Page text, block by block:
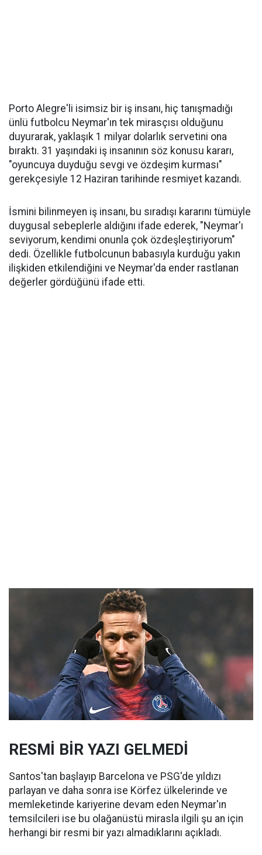
Porto Alegre'li isimsiz bir iş insanı, hiç tanışmadığı
ünlü futbolcu Neymar'ın tek mirasçısı olduğunu
duyurarak, yaklaşık 1 milyar dolarlık servetini ona
bıraktı. 31 yaşındaki iş insanının söz konusu kararı,
"oyuncuya duyduğu sevgi ve özdeşim kurması"
gerekçesiyle 12 Haziran tarihinde resmiyet kazandı.
İsmini bilinmeyen iş insanı, bu sıradışı kararını tümüyle
duygusal sebeplerle aldığını ifade ederek, "Neymar'ı
seviyorum, kendimi onunla çok özdeşleştiriyorum"
dedi. Özellikle futbolcunun babasıyla kurduğu yakın
ilişkiden etkilendiğini ve Neymar'da ender rastlanan
değerler gördüğünü ifade etti.
RESMİ BİR YAZI GELMEDİ
Santos'tan başlayıp Barcelona ve PSG'de yıldızı
parlayan ve daha sonra ise Körfez ülkelerinde ve
memleketinde kariyerine devam eden Neymar'ın
temsilcileri ise bu olağanüstü mirasla ilgili şu an için
herhangi bir resmi bir yazı almadıklarını açıkladı.